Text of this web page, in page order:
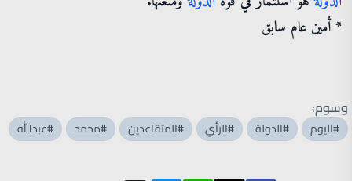
* أمين عام سابق
وسوم:
#اليوم #الدولة #الرأي #المتقاعدين #محمد #عبدالله